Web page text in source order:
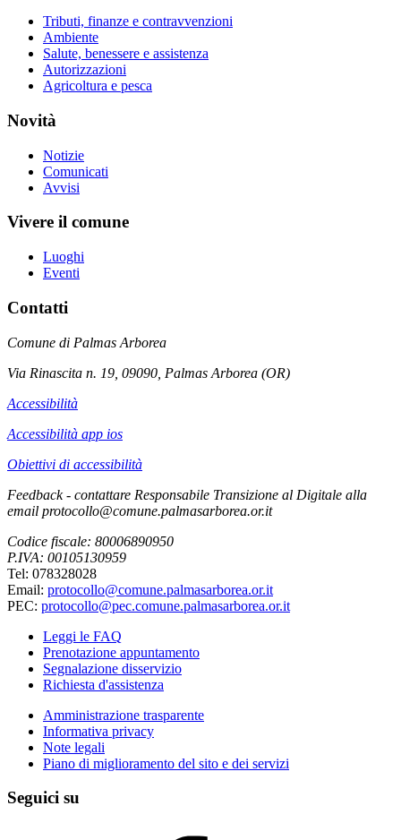
Tributi, finanze e contravvenzioni
Ambiente
Salute, benessere e assistenza
Autorizzazioni
Agricoltura e pesca
Novità
Notizie
Comunicati
Avvisi
Vivere il comune
Luoghi
Eventi
Contatti
Comune di Palmas Arborea
Via Rinascita n. 19, 09090, Palmas Arborea (OR)
Accessibilità
Accessibilità app ios
Obiettivi di accessibilità
Feedback - contattare Responsabile Transizione al Digitale alla
email protocollo@comune.palmasarborea.or.it
Codice fiscale: 80006890950
P.IVA: 00105130959
Tel: 078328028
Email: protocollo@comune.palmasarborea.or.it
PEC: protocollo@pec.comune.palmasarborea.or.it
Leggi le FAQ
Prenotazione appuntamento
Segnalazione disservizio
Richiesta d'assistenza
Amministrazione trasparente
Informativa privacy
Note legali
Piano di miglioramento del sito e dei servizi
Seguici su